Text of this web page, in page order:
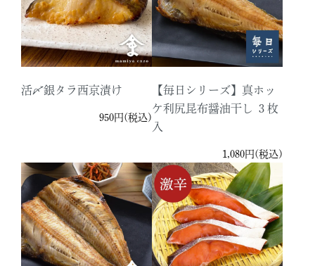
活〆銀タラ西京漬け
950円(税込)
【毎日シリーズ】真ホッ
ケ利尻昆布醤油干し ３枚
入
1,080円(税込)